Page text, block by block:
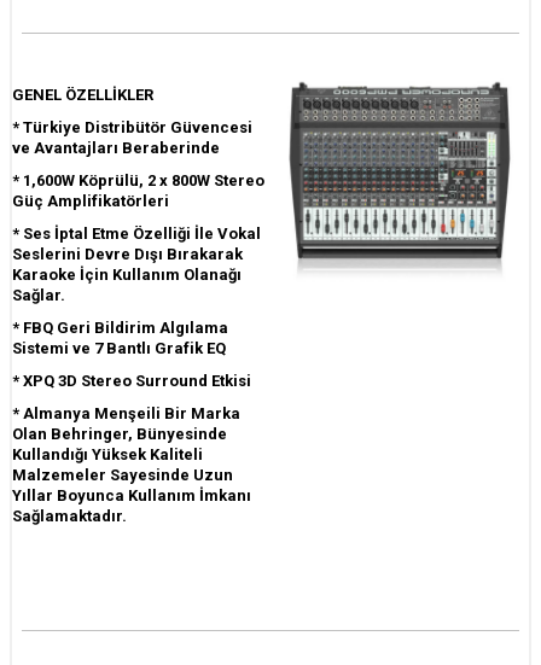
GENEL ÖZELLİKLER
* Türkiye Distribütör Güvencesi
ve Avantajları Beraberinde
* 1,600W Köprülü, 2 x 800W Stereo
Güç Amplifikatörleri
* Ses İptal Etme Özelliği İle Vokal
Seslerini Devre Dışı Bırakarak
Karaoke İçin Kullanım Olanağı
Sağlar.
* FBQ Geri Bildirim Algılama
Sistemi ve 7 Bantlı Grafik EQ
* XPQ 3D Stereo Surround Etkisi
* Almanya Menşeili Bir Marka
Olan Behringer, Bünyesinde
Kullandığı Yüksek Kaliteli
Malzemeler Sayesinde Uzun
Yıllar Boyunca Kullanım İmkanı
Sağlamaktadır.